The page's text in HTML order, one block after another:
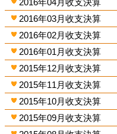
2016年04月收支決算
2016年03月收支決算
2016年02月收支決算
2016年01月收支決算
2015年12月收支決算
2015年11月收支決算
2015年10月收支決算
2015年09月收支決算